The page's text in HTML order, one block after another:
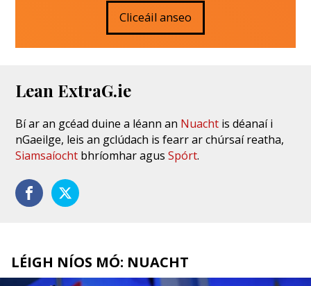
Cliceáil anseo
Lean ExtraG.ie
Bí ar an gcéad duine a léann an Nuacht is déanaí i
nGaeilge, leis an gclúdach is fearr ar chúrsaí reatha,
Siamsaíocht bhríomhar agusSpórt.
LÉIGH NÍOS MÓ: NUACHT